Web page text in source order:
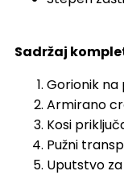
Sadržaj
Gorionik na
Armirano
Kosi
Pužni
Uputstvo